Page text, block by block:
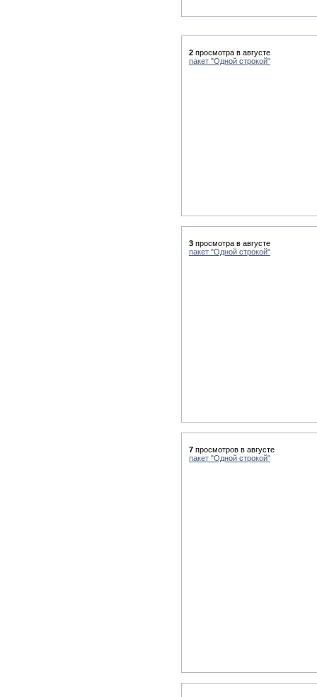
2 просмотра в августе
пакет "Одной строкой"
3 просмотра в августе
пакет "Одной строкой"
7 просмотров в августе
пакет "Одной строкой"